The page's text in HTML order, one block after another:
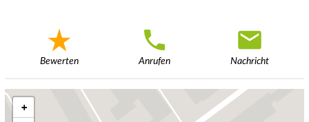
Bewerten Anrufen Nachricht
+